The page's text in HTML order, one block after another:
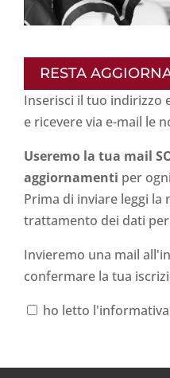
RESTA
Inserisci il tuo indirizzo
e ricevere via e-mail le
Useremo la tua mail
aggiornamenti per
Prima di inviare leggi la
trattamento dei dati
Invieremo una mail
confermare la tua
ho letto l'informativa